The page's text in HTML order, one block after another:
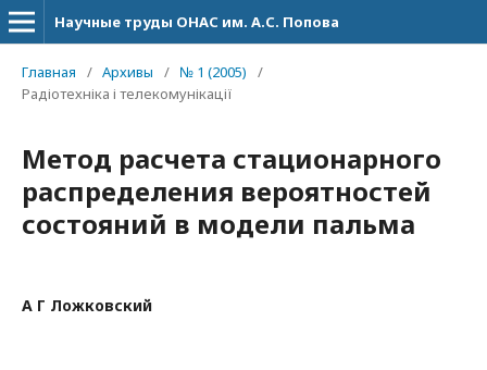
Научные труды ОНАС им. А.С. Попова
Главная / Архивы / № 1 (2005)
/
Радіотехніка і телекомунікації
Метод расчета стационарного
распределения вероятностей
состояний в модели пальма
А Г Ложковский